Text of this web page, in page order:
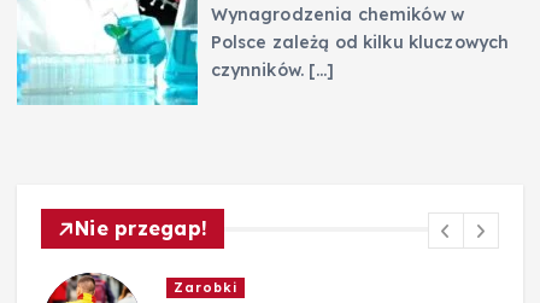
Wynagrodzenia chemików w
Polsce zależą od kilku kluczowych
czynników. […]
Nie przegap!
Zarobki